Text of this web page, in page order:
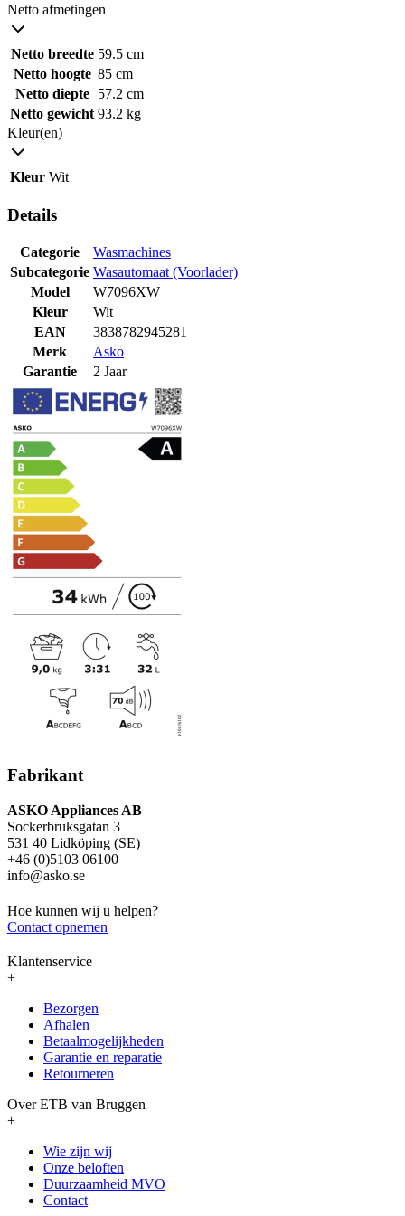
Netto afmetingen
Netto breedte 59.5 cm
Netto hoogte 85 cm
Netto diepte
57.2 cm
Netto gewicht 93.2 kg
Kleur(en)
Kleur Wit
Details
Categorie
Wasmachines
Subcategorie Wasautomaat (Voorlader)
Model
W7096XW
Kleur
Wit
EAN
3838782945281
Merk
Asko
Garantie
2 Jaar
Fabrikant
ASKO Appliances AB
Sockerbruksgatan 3
531 40 Lidköping (SE)
+46 (0)5103 06100
info@asko.se
Hoe kunnen wij u helpen?
Contact opnemen
Klantenservice
+
Bezorgen
Afhalen
Betaalmogelijkheden
Garantie en reparatie
Retourneren
Over ETB van Bruggen
+
Wie zijn wij
Onze beloften
Duurzaamheid MVO
Contact